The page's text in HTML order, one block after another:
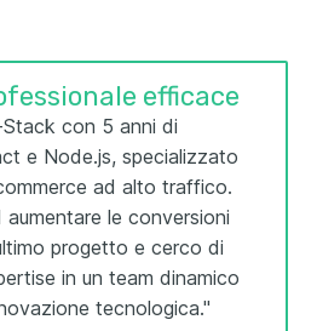
efficace
Stack con 5 anni di
e Node.js, specializzato
ad alto traffico.
le conversioni
progetto e cerco di
in un team dinamico
tecnologica."